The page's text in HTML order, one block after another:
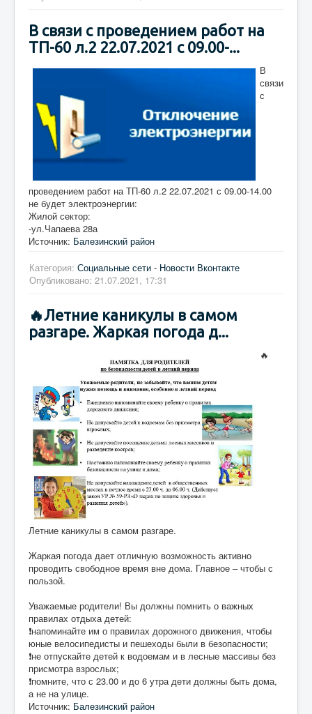
В связи с проведением работ на
ТП-60 л.2 22.07.2021 с 09.00-...
В
связи
с
проведением работ на ТП-60 л.2 22.07.2021 с 09.00-14.00
не будет электроэнергии:
Жилой сектор:
-ул.Чапаева 28а
Источник: Балезинский район
Категория: Социальные сети - Новости Вконтакте
Опубликовано: 21.07.2021, 17:31
🔥Летние каникулы в самом
разгаре. Жаркая погода д...
🔥
Летние каникулы в самом разгаре.
Жаркая погода дает отличную возможность активно
проводить свободное время вне дома. Главное – чтобы с
пользой.
Уважаемые родители! Вы должны помнить о важных
правилах отдыха детей:
❗напоминайте им о правилах дорожного движения, чтобы
юные велосипедисты и пешеходы были в безопасности;
❗не отпускайте детей к водоемам и в лесные массивы без
присмотра взрослых;
❗помните, что с 23.00 и до 6 утра дети должны быть дома,
а не на улице.
Источник: Балезинский район